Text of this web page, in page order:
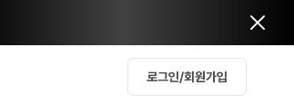
로그인/회원가입